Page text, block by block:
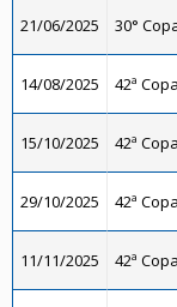
21/06/2025 30°
14/08/2025 42ª
15/10/2025 42ª
29/10/2025 42ª
11/11/2025 42ª